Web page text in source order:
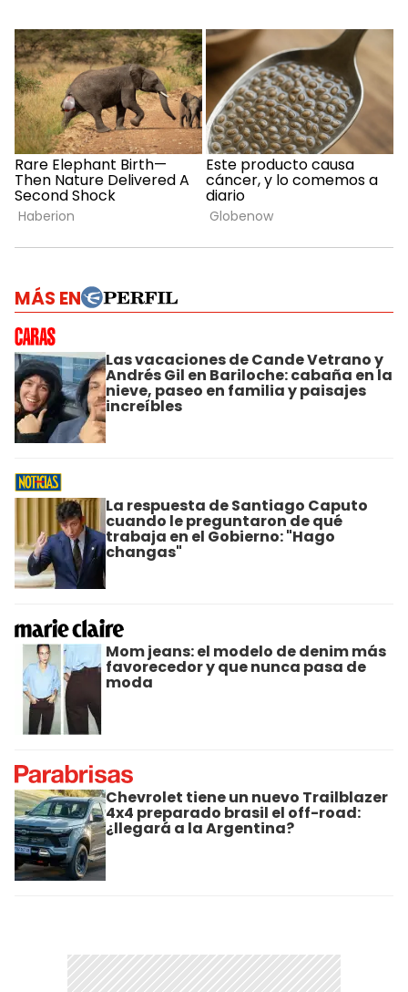
MÁS EN
Las vacaciones de Cande Vetrano y
Andrés Gil en Bariloche: cabaña en la
nieve, paseo en familia y paisajes
increíbles
La respuesta de Santiago Caputo
cuando le preguntaron de qué
trabaja en el Gobierno: "Hago
changas"
Mom jeans: el modelo de denim más
favorecedor y que nunca pasa de
moda
Chevrolet tiene un nuevo Trailblazer
4x4 preparado brasil el off-road:
¿llegará a la Argentina?